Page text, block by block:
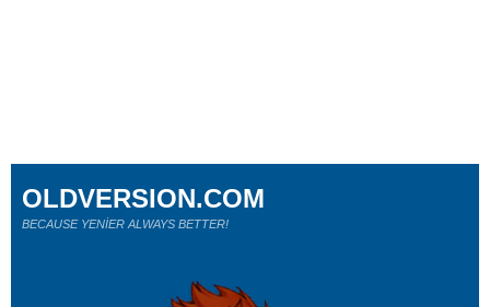
OLDVERSION.COM
BECAUSE YENİER ALWAYS BETTER!